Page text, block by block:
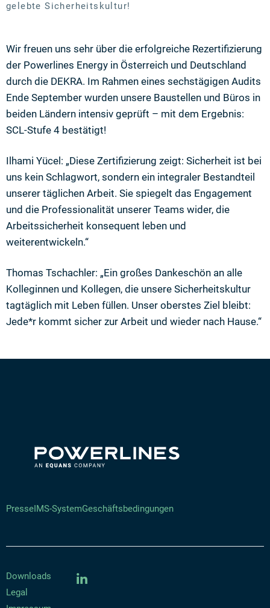
gelebte Sicherheitskultur!
Wir freuen uns sehr über die erfolgreiche Rezertifizierung
der Powerlines Energy in Österreich und Deutschland
durch die DEKRA. Im Rahmen eines sechstägigen Audits
Ende September wurden unsere Baustellen und Büros in
beiden Ländern intensiv geprüft – mit dem Ergebnis:
SCL-Stufe 4 bestätigt!
Ilhami Yücel: „Diese Zertifizierung zeigt: Sicherheit ist bei
uns kein Schlagwort, sondern ein integraler Bestandteil
unserer täglichen Arbeit. Sie spiegelt das Engagement
und die Professionalität unserer Teams wider, die
Arbeitssicherheit konsequent leben und
weiterentwickeln.“
Thomas Tschachler: „Ein großes Dankeschön an alle
Kolleginnen und Kollegen, die unsere Sicherheitskultur
tagtäglich mit Leben füllen. Unser oberstes Ziel bleibt:
Jede*r kommt sicher zur Arbeit und wieder nach Hause.“
PresseIMS-SystemGeschäftsbedingungen
Downloads
Legal